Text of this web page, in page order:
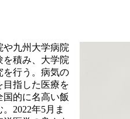
や九州大学病院
を積み、大学院
を行う。病気の
目指した医療を
国的に名高い飯
2022年5月ま